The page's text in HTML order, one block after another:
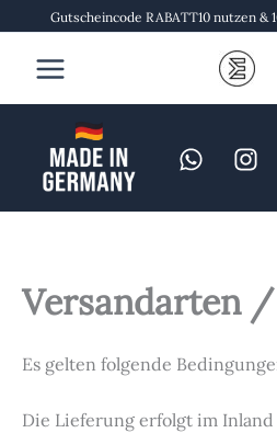
springen
Gutscheincode RABATT10 nutzen &
Versandarten
Es gelten folgende
Die Lieferung erfolgt im